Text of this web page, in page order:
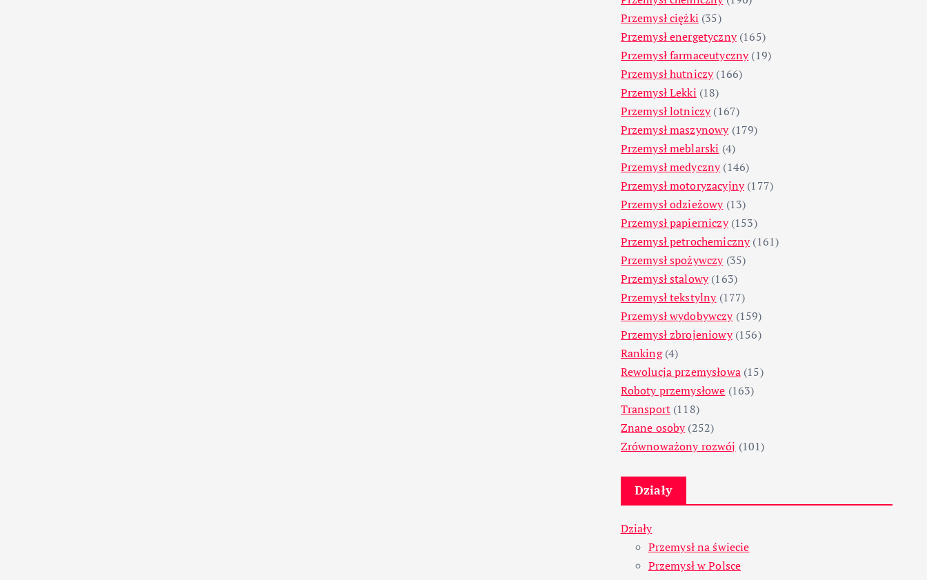
Przemysł ciężki (35)
Przemysł energetyczny(165)
Przemysł farmaceutyczny(19)
Przemysł hutniczy(166)
Przemysł Lekki (18)
Przemysł lotniczy(167)
Przemysł maszynowy(179)
Przemysł meblarski (4)
Przemysł medyczny(146)
Przemysł motoryzacyjny(177)
Przemysł odzieżowy(13)
Przemysł papierniczy(153)
Przemysł petrochemiczny(161)
Przemysł spożywczy(35)
Przemysł stalowy(163)
Przemysł tekstylny(177)
Przemysł wydobywczy(159)
Przemysł zbrojeniowy(156)
Ranking(4)
Rewolucja przemysłowa(15)
Roboty przemysłowe (163)
Transport (118)
Znane osoby(252)
Zrównoważony rozwój (101)
Działy
Działy
Przemysł na świecie
Przemysł w Polsce